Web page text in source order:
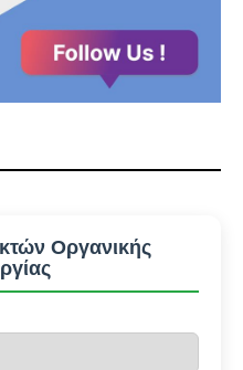
Οργανικής